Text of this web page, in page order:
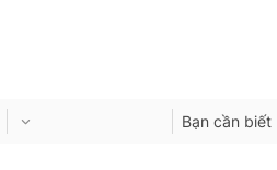
Bạn cần biết